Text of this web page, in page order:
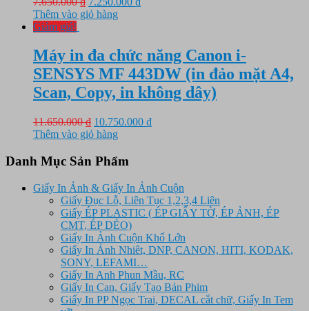
gốc
7.250.000 ₫.
Thêm vào giỏ hàng
Giảm giá!
Máy in đa chức năng Canon i-
SENSYS MF 443DW (in đảo mặt A4,
Scan, Copy, in không dây)
11.650.000₫ Giá
gốc
11.650.000 ₫.
10.750.000 ₫Giá
Thêm vào giỏ hàng
Danh Mục Sản Phẩm
Giấy In Ảnh & Giấy In Ảnh Cuộn
Giấy Đục Lỗ, Liên Tục 1,2,3,4 Liên
Giấy ÉP PLASTIC ( ÉP GIẤY TỜ, ÉP ẢNH, ÉP
CMT, ÉP DẺO)
Giấy In Ảnh Cuộn Khổ Lớn
Giấy In Ảnh Nhiêt, DNP, CANON, HITI, KODAK,
SONY, LEFAMI…
Giấy In Anh Phun Mầu, RC
Giấy In Can, Giấy Tạo Bản Phim
Giấy In PP Ngọc Trai, DECAL cắt chữ, Giấy In Tem